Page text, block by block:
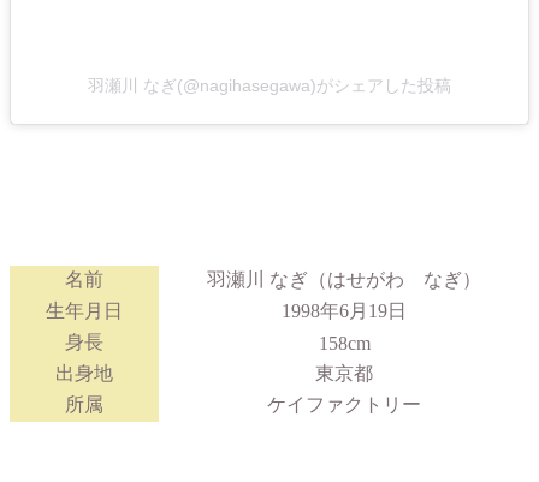
羽瀬川 なぎ(@nagihasegawa)がシェアした投稿
名前
羽瀬川 なぎ（はせがわ なぎ）
生年月日
1998年6月19日
身長
158cm
出身地
東京都
所属
ケイファクトリー